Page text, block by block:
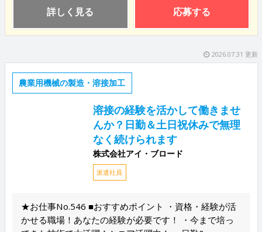
詳しく見る 応募する
2026.07.31 更新
農業用機械の製造・溶接加工
溶接の経験を活かして働きませ
んか？日勤＆土日祝休みで無理
なく続けられます
株式会社アイ・ブロード
派遣社員
★お仕事No.546 ■おすすめポイント ・資格・経験が活
かせる職場！あなたの経験が必要です！ ・今まで培っ